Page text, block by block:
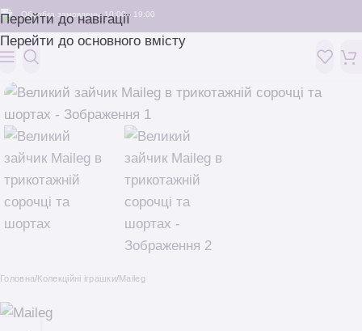
Перейти до навігації
Перейти до основного вмісту
Обробка замовлень: 10:00 - 19:00
Головна/Колекційні іграшки/Maileg